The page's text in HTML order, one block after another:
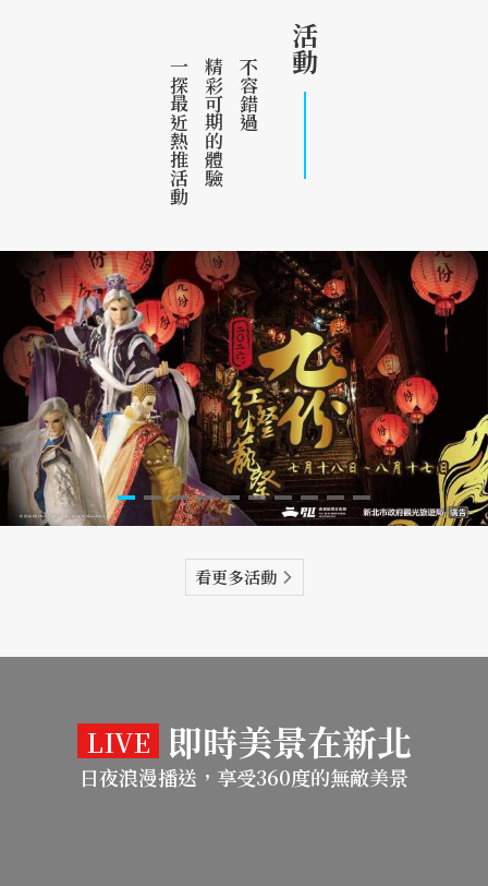
活動
不容錯過
精彩可期的體驗
一探最近熱推活動
看更多活動
LIVE 即時美景在新北
日夜浪漫播送，享受360度的無敵美景